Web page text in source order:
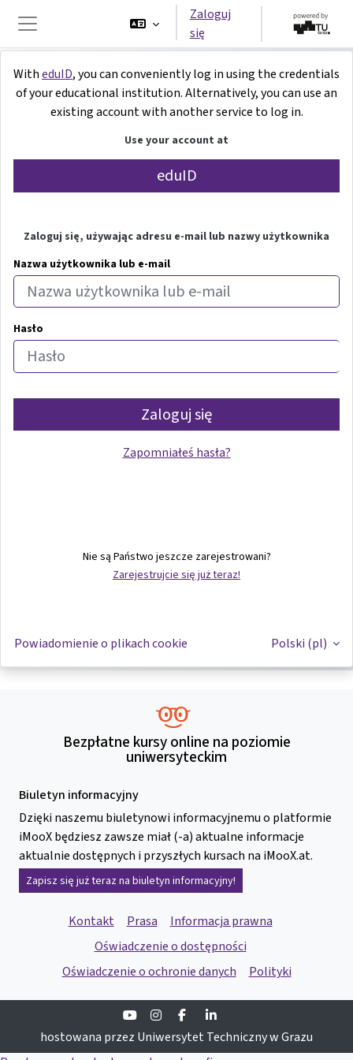
Panel boczny
Zaloguj
się
Zaloguj do iMooX
WitheduID, you can conveniently log in using the credentials
of your educational institution. Alternatively, you can use an
existing account with another service to log in.
Use your account at
eduID
Zaloguj się, używając adresu e-mail lub nazwy użytkownika
Nazwa użytkownika lub e-mail
Hasło
Zaloguj się
Zapomniałeś hasła?
Nie są Państwo jeszcze zarejestrowani?
Zarejestrujcie się już teraz!
Powiadomienie o plikach cookie Polski ‎(pl)‎
Bezpłatne kursy online na poziomie
uniwersyteckim
Biuletyn informacyjny
Dzięki naszemu biuletynowi informacyjnemu o platformie
iMooX będziesz zawsze miał (-a) aktualne informacje
aktualnie dostępnych i przyszłych kursach na iMooX.at.
Zapisz się już teraz na biuletyn informacyjny!
Kontakt Prasa
Informacja prawna
Oświadczenie o dostępności
Oświadczenie o ochronie danych
Polityki
YoutubeInstagramFacebook
hostowana przez Uniwersytet Techniczny w Grazu